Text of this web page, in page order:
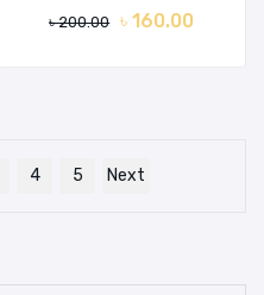
৳ 200.00 ৳ 160.00
4 5 Next